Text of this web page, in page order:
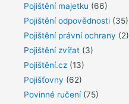
Pojištění majetku (66)
Pojištění odpovědnosti (35)
Pojištění právní ochrany (2)
Pojištění zvířat (3)
Pojištění.cz (13)
Pojišťovny (62)
Povinné ručení(75)